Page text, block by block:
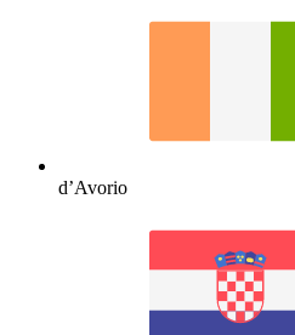
d’Avorio